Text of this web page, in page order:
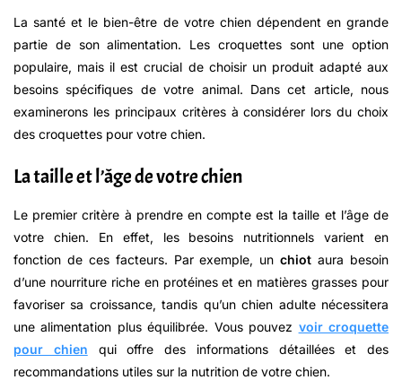
La santé et le bien-être de votre chien dépendent en grande
partie de son alimentation. Les croquettes sont une option
populaire, mais il est crucial de choisir un produit adapté aux
besoins spécifiques de votre animal. Dans cet article, nous
examinerons les principaux critères à considérer lors du choix
des croquettes pour votre chien.
La taille et l’âge de votre chien
Le premier critère à prendre en compte est la taille et l’âge de
votre chien. En effet, les besoins nutritionnels varient en
fonction de ces facteurs. Par exemple, unchiot aura besoin
d’une nourriture riche en protéines et en matières grasses pour
favoriser sa croissance, tandis qu’un chien adulte nécessitera
une alimentation plus équilibrée. Vous pouvez voir croquette
pour chien qui offre des informations détaillées et des
recommandations utiles sur la nutrition de votre chien.